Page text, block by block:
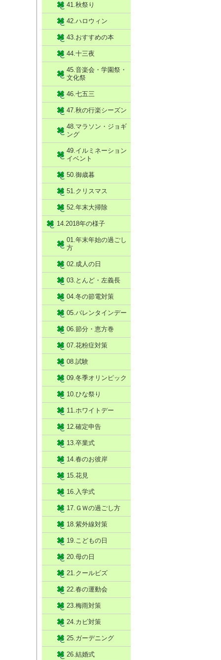
41.秋祭り
42.ハロウィン
43.おすすめの本
44.十三夜
45.音楽会・学園祭・
文化祭
46.七五三
47.秋の行楽シーズン
48.マラソン・ジョギ
ング
49.イルミネーション
イベント
50.御歳暮
51.クリスマス
52.年末大掃除
14.2018年の様子
01.年末年始の過ごし
方
02.成人の日
03.とんど・左義長
04.冬の節電対策
05.バレンタインデー
06.節分・恵方巻
07.花粉症対策
08.試験
09.冬季オリンピック
10.ひな祭り
11.ホワイトデー
12.確定申告
13.卒業式
14.春のお彼岸
15.花見
16.入学式
17.ＧＷの過ごし方
18.紫外線対策
19.こどもの日
20.母の日
21.クールビズ
22.春の運動会
23.梅雨対策
24.カビ対策
25.ガーデニング
26.結婚式